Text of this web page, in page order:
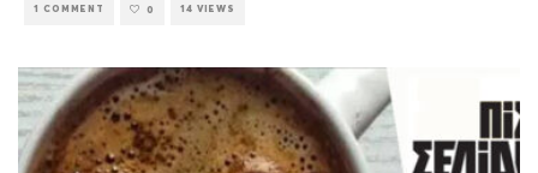
1 COMMENT 0 14 VIEWS